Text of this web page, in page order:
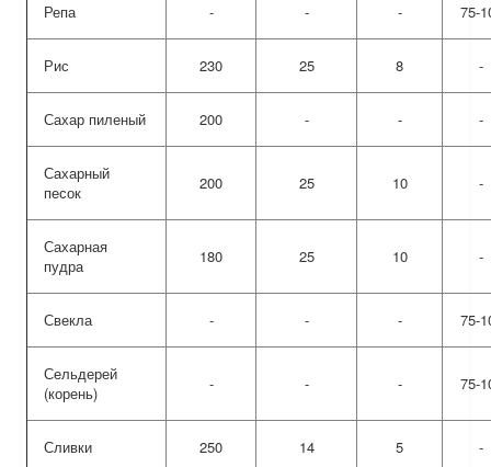
Репа - - - 75-
Рис 230 25 8 -
Сахар пиленый 200 - - -
Сахарный
песок
200 25 10 -
Сахарная
пудра
180 25 10 -
Свекла - - - 75-
Сельдерей
(корень)
- - - 75-
Сливки 250 14 5 -